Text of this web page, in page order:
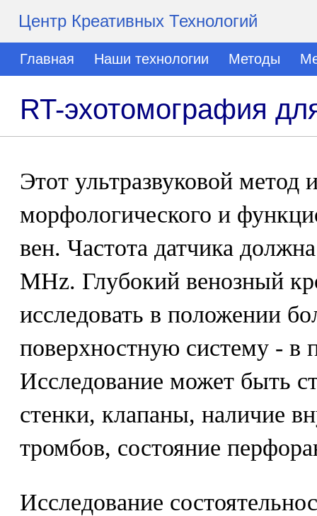
Центр Креативных Технологий
Главная Наши технологии Методы
RT-эхотомография
Этот ультразвуковой метод
морфологического и
вен. Частота датчика
MHz. Глубокий венозный
исследовать в положении
поверхностную систему - в
Исследование может быть
стенки, клапаны, наличие
тромбов, состояние
Исследование